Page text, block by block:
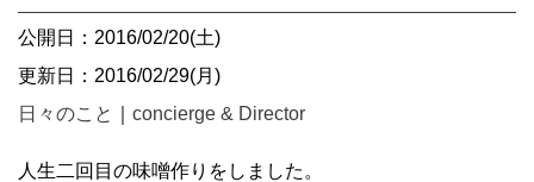
公開日：2016/02/20(土)
更新日：2016/02/29(月)
日々のこと
concierge & Director
人生二回目の味噌作りをしました。